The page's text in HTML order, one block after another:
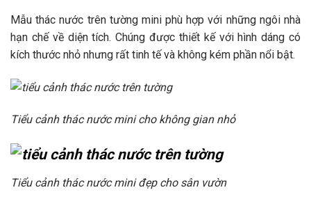
Mẫu thác nước trên tường mini phù hợp với những ngôi nhà
hạn chế về diện tích. Chúng được thiết kế với hình dáng có
kích thước nhỏ nhưng rất tinh tế và không kém phần nổi bật.
Tiểu cảnh thác nước mini cho không gian nhỏ
Tiểu cảnh thác nước mini đẹp cho sân vườn